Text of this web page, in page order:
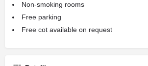
Non-smoking rooms
Free parking
Free cot available on request